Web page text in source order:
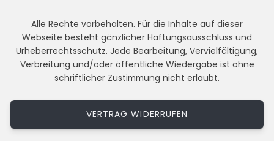
Alle Rechte vorbehalten. Für die Inhalte auf dieser
Webseite besteht gänzlicher Haftungsausschluss und
Urheberrechtsschutz. Jede Bearbeitung, Vervielfältigung,
Verbreitung und/oder öffentliche Wiedergabe ist ohne
schriftlicher Zustimmung nicht erlaubt.
VERTRAG WIDERRUFEN